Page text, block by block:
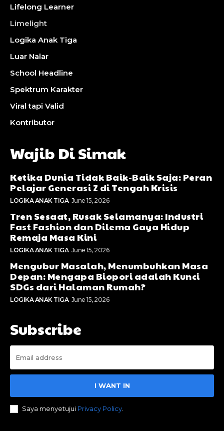
Lifelong Learner
Limelight
Logika Anak Tiga
Luar Nalar
School Headline
Spektrum Karakter
Viral tapi Valid
Kontributor
Wajib Di Simak
Ketika Dunia Tidak Baik-Baik Saja: Peran
Pelajar Generasi Z di Tengah Krisis
LOGIKA ANAK TIGA June 15, 2026
Tren Sesaat, Rusak Selamanya: Industri
Fast Fashion dan Dilema Gaya Hidup
Remaja Masa Kini
LOGIKA ANAK TIGA June 15, 2026
Mengubur Masalah, Menumbuhkan Masa
Depan: Mengapa Biopori adalah Kunci
SDGs dari Halaman Rumah?
LOGIKA ANAK TIGA June 15, 2026
Subscribe
I WANT IN
Saya menyetujui Privacy Policy.